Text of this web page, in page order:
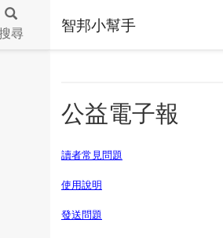
智邦小幫手
尋
公益電子報
讀者常見問題
使用說明
發送問題